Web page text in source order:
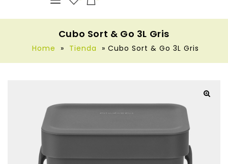
Cubo Sort & Go 3L Gris
Home » Tienda » Cubo Sort & Go 3L Gris